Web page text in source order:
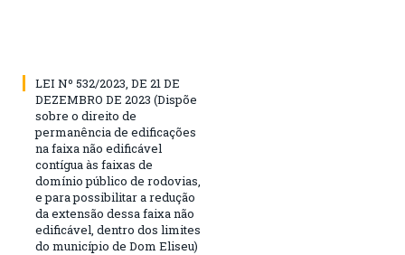
LEI Nº 532/2023, DE 21 DE
DEZEMBRO DE 2023 (Dispõe
sobre o direito de
permanência de edificações
na faixa não edificável
contígua às faixas de
domínio público de rodovias,
e para possibilitar a redução
da extensão dessa faixa não
edificável, dentro dos limites
do município de Dom Eliseu)